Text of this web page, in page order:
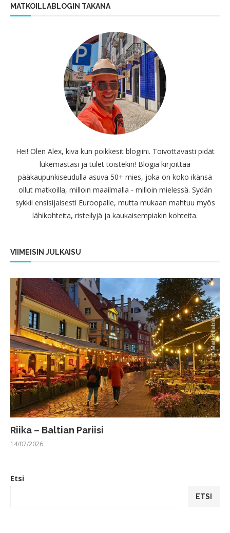
MATKOILLABLOGIN TAKANA
Hei! Olen Alex, kiva kun poikkesit blogiini. Toivottavasti pidät
lukemastasi ja tulet toistekin! Blogia kirjoittaa
pääkaupunkiseudulla asuva 50+ mies, joka on koko ikänsä
ollut matkoilla, milloin maailmalla - milloin mielessä. Sydän
sykkii ensisijaisesti Euroopalle, mutta mukaan mahtuu myös
lähikohteita, risteilyjä ja kaukaisempiakin kohteita.
VIIMEISIN JULKAISU
Riika – Baltian Pariisi
14/07/2026
Etsi
ETSI